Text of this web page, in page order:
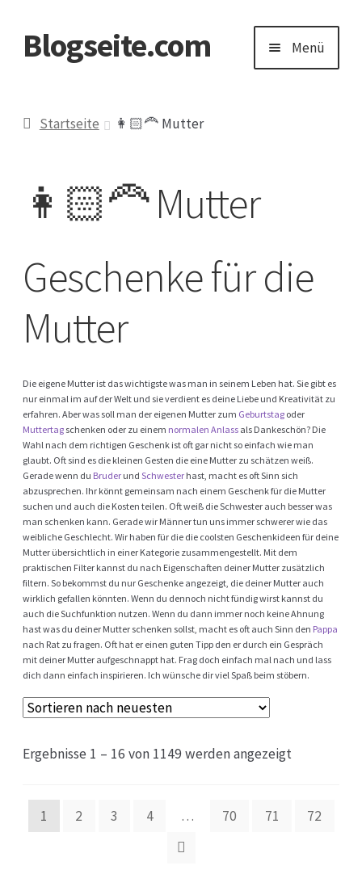
Zur
Navigation
Zum
Blogseite.com Menü
Impressum
Keine Ahnung welches Geschenk?
Startseite 👩🏻‍🦰 Mutter
👩🏻‍🦰 Mutter
Geschenke für die
Mutter
Die eigene Mutter ist das wichtigste was man in seinem Leben hat. Sie gibt es
nur einmal im auf der Welt und sie verdient es deine Liebe und Kreativität zu
erfahren. Aber was soll man der eigenen Mutter zum Geburtstag oder
Muttertag schenken oder zu einem normalen Anlass als Dankeschön? Die
Wahl nach dem richtigen Geschenk ist oft gar nicht so einfach wie man
glaubt. Oft sind es die kleinen Gesten die eine Mutter zu schätzen weiß.
Gerade wenn du Bruder undSchwester hast, macht es oft Sinn sich
abzusprechen. Ihr könnt gemeinsam nach einem Geschenk für die Mutter
suchen und auch die Kosten teilen. Oft weiß die Schwester auch besser was
man schenken kann. Gerade wir Männer tun uns immer schwerer wie das
weibliche Geschlecht. Wir haben für die die coolsten Geschenkideen für deine
Mutter übersichtlich in einer Kategorie zusammengestellt. Mit dem
praktischen Filter kannst du nach Eigenschaften deiner Mutter zusätzlich
filtern. So bekommst du nur Geschenke angezeigt, die deiner Mutter auch
wirklich gefallen könnten. Wenn du dennoch nicht fündig wirst kannst du
auch die Suchfunktion nutzen. Wenn du dann immer noch keine Ahnung
hast was du deiner Mutter schenken sollst, macht es oft auch Sinn den Pappa
nach Rat zu fragen. Oft hat er einen guten Tipp den er durch ein Gespräch
mit deiner Mutter aufgeschnappt hat. Frag doch einfach mal nach und lass
dich dann einfach inspirieren. Ich wünsche dir viel Spaß beim stöbern.
Ergebnisse 1 – 16 von 1149 werden angezeigt
1 2 3 4 … 70 71 72